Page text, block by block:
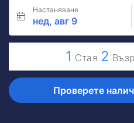
Настаняване
нед, авг 9
1 Стая 2
Проверете